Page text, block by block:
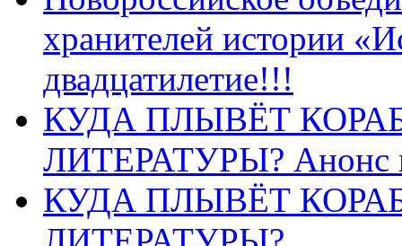
хранителей истории
двадцатилетие!!!
КУДА ПЛЫВЁТ
ЛИТЕРАТУРЫ? Анонс
КУДА ПЛЫВЁТ